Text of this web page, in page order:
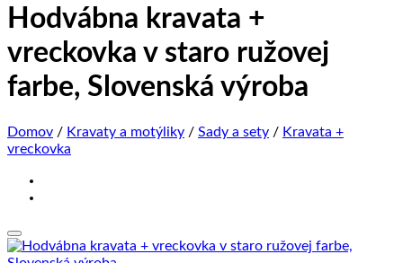
Hodvábna kravata +
vreckovka v staro ružovej
farbe, Slovenská výroba
Domov / Kravaty a motýliky / Sady a sety / Kravata +
vreckovka